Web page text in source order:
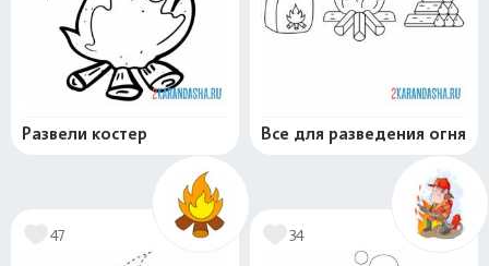
Развели костер Все для разведения огня
47 34